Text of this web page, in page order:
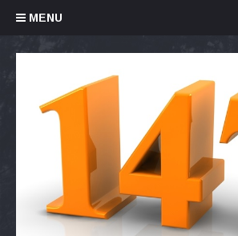
MENU
Skip to content